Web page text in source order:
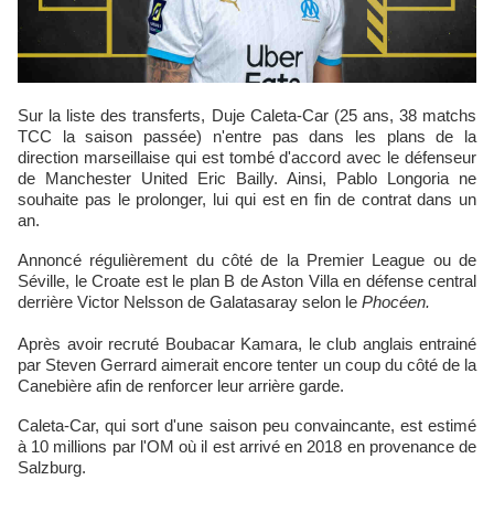
Sur la liste des transferts, Duje Caleta-Car (25 ans, 38 matchs
TCC la saison passée) n'entre pas dans les plans de la
direction marseillaise qui est tombé d'accord avec le défenseur
de Manchester United Eric Bailly. Ainsi, Pablo Longoria ne
souhaite pas le prolonger, lui qui est en fin de contrat dans un
an.
Annoncé régulièrement du côté de la Premier League ou de
Séville, le Croate est le plan B de Aston Villa en défense central
derrière Victor Nelsson de Galatasaray selon le Phocéen.
Après avoir recruté Boubacar Kamara, le club anglais entrainé
par Steven Gerrard aimerait encore tenter un coup du côté de la
Canebière afin de renforcer leur arrière garde.
Caleta-Car, qui sort d'une saison peu convaincante, est estimé
à 10 millions par l'OM où il est arrivé en 2018 en provenance de
Salzburg.